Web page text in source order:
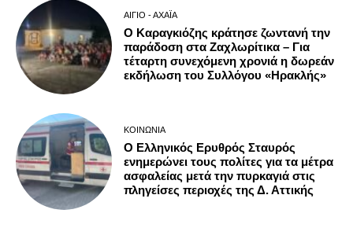
ΑΊΓΙΟ - ΑΧΑΪ́Α
Ο Καραγκιόζης κράτησε ζωντανή την
παράδοση στα Ζαχλωρίτικα – Για
τέταρτη συνεχόμενη χρονιά η δωρεάν
εκδήλωση του Συλλόγου «Ηρακλής»
ΚΟΙΝΩΝΊΑ
Ο Ελληνικός Ερυθρός Σταυρός
ενημερώνει τους πολίτες για τα μέτρα
ασφαλείας μετά την πυρκαγιά στις
πληγείσες περιοχές της Δ. Αττικής